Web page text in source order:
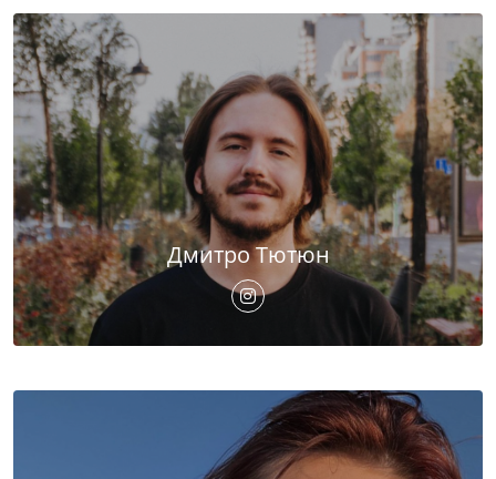
Дмитро Тютюн